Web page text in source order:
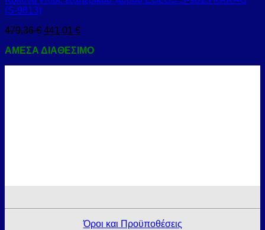
(S-9813)
479,36€ 441,01 €
ΑΜΕΣΑ ΔΙΑΘΕΣΙΜΟ
Όροι και Προϋποθέσεις